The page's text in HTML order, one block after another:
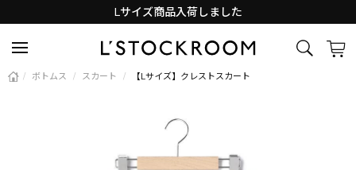
Lサイズ商品入荷しました
/ ボトムス / スカート / 【Lサイズ】クレストスカート